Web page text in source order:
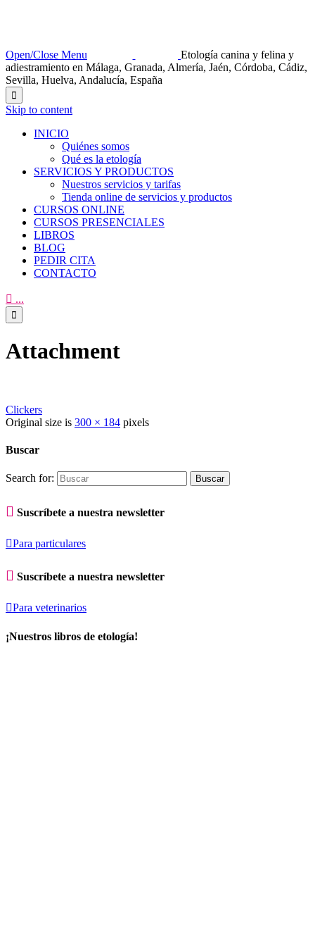
Open/Close Menu
Etología canina y felina y
adiestramiento en Málaga, Granada, Almería, Jaén, Córdoba, Cádiz,
Sevilla, Huelva, Andalucía, España

Skip to content
INICIO
Quiénes somos
Qué es la etología
SERVICIOS Y PRODUCTOS
Nuestros servicios y tarifas
Tienda online de servicios y productos
CURSOS ONLINE
CURSOS PRESENCIALES
LIBROS
BLOG
PEDIR CITA
CONTACTO
 ...

Attachment
Clickers
Original size is 300 × 184 pixels
Buscar
Search for:
 Suscríbete a nuestra newsletter
Para particulares
 Suscríbete a nuestra newsletter
Para veterinarios
¡Nuestros libros de etología!